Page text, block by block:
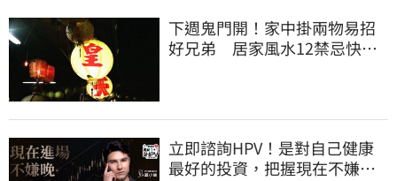
下週鬼門開！家中掛兩物易招
好兄弟 居家風水12禁忌快檢
立即諮詢HPV！是對自己健康
最好的投資，把握現在不嫌